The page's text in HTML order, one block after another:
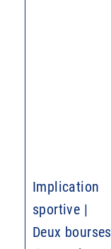
Implication
sportive |
Deux bourses